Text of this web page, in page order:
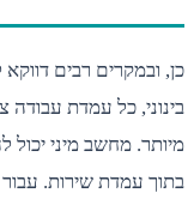
רבים דווקא
כל עמדת עבודה
מחשב מיני יכול